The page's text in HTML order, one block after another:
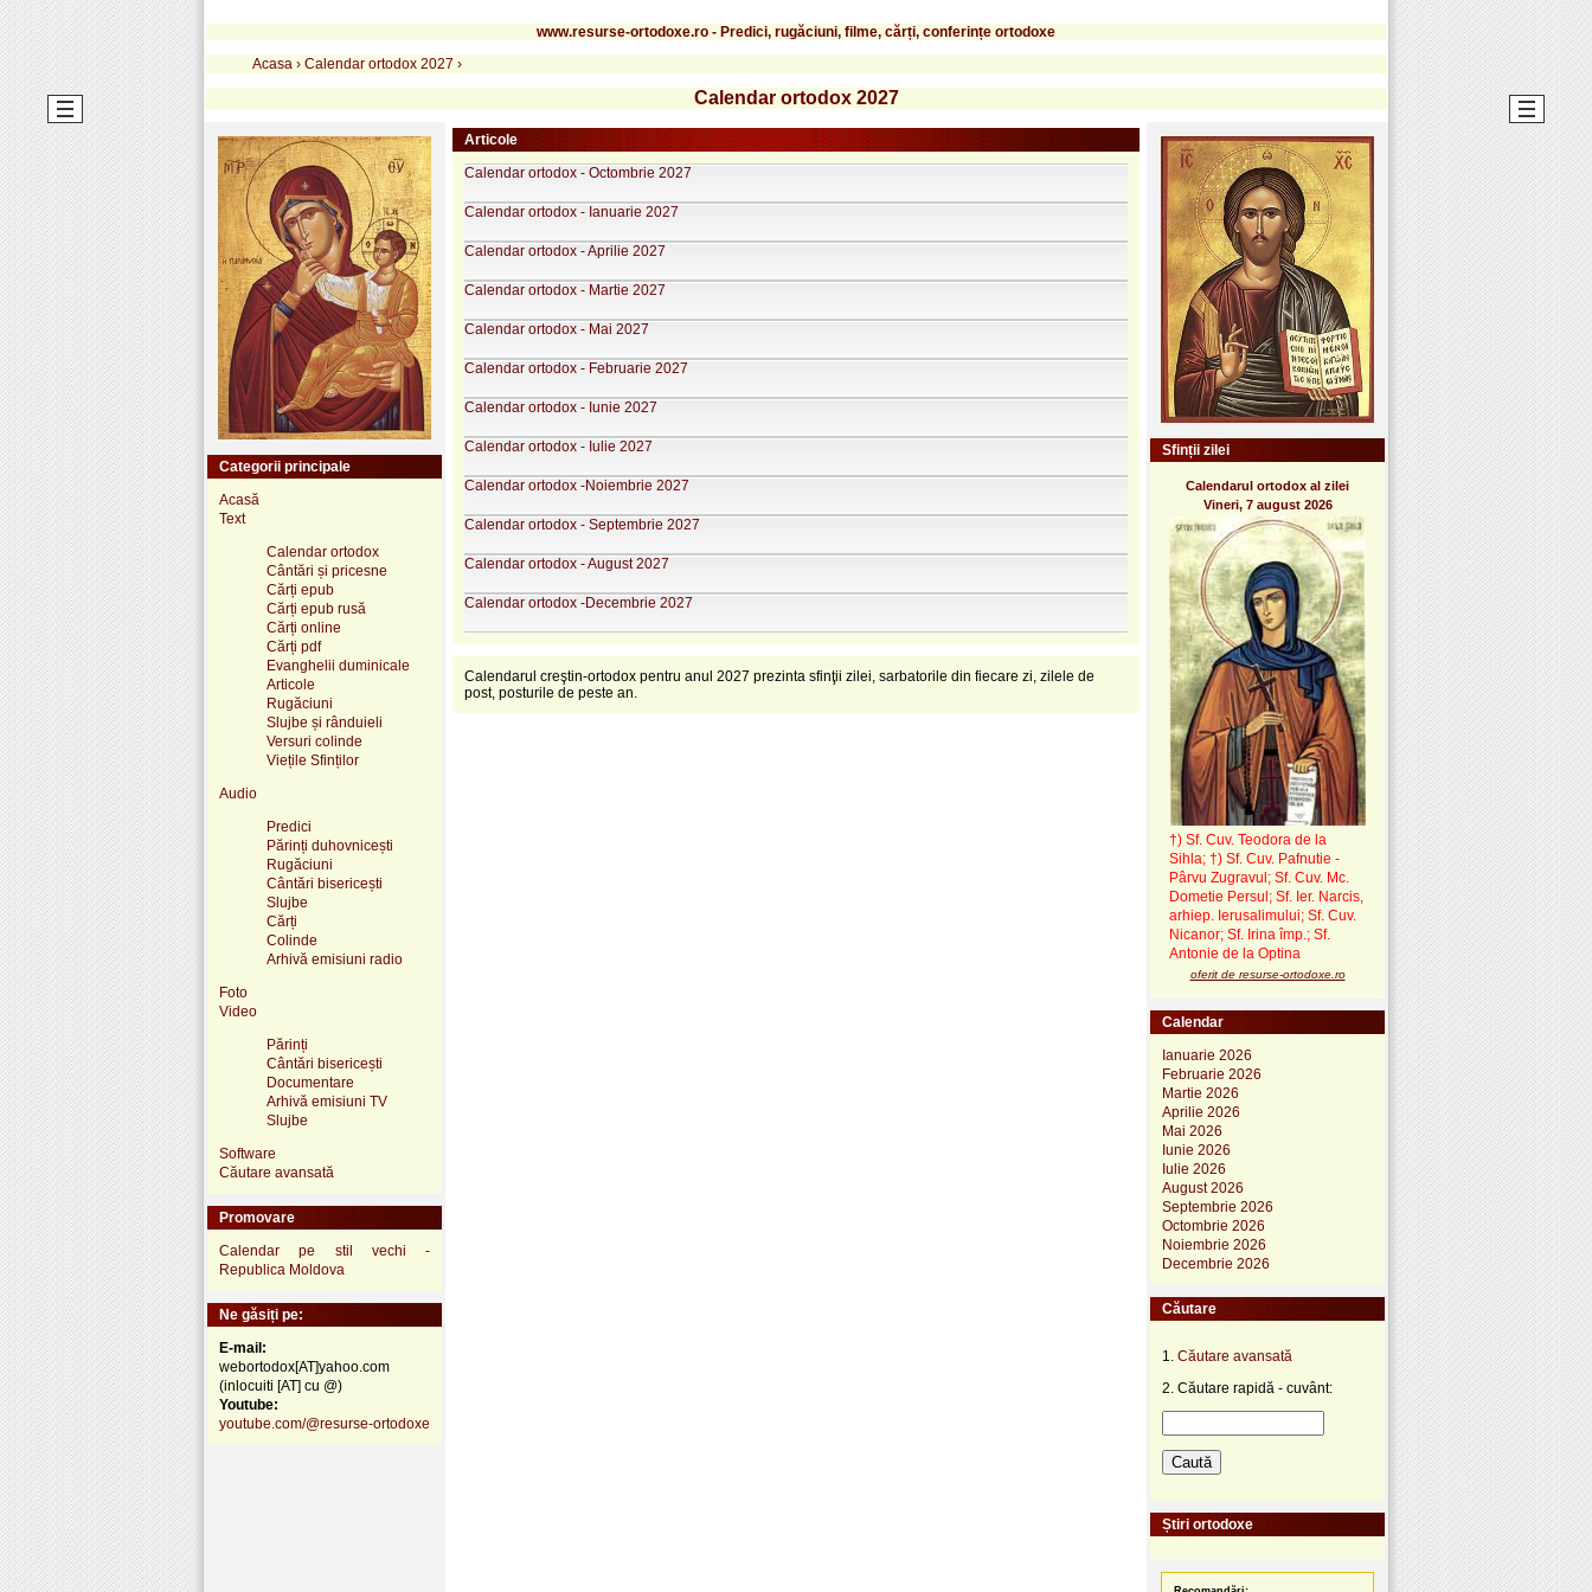
www.resurse-ortodoxe.ro - Predici, rugăciuni, filme, cărți, conferințe ortodoxe
Acasa › Calendar ortodox 2027 ›
Calendar ortodox 2027
Categorii principale
Acasă
Text
Calendar ortodox
Cântări și pricesne
Cărți epub
Cărți epub rusă
Cărți online
Cărți pdf
Evanghelii duminicale
Articole
Rugăciuni
Slujbe și rânduieli
Versuri colinde
Viețile Sfinților
Audio
Predici
Părinți duhovnicești
Rugăciuni
Cântări bisericești
Slujbe
Cărți
Colinde
Arhivă emisiuni radio
Foto
Video
Părinți
Cântări bisericești
Documentare
Arhivă emisiuni TV
Slujbe
Software
Căutare avansată
Promovare
Calendar pe stil vechi -
Republica Moldova
Ne găsiți pe:
E-mail:
webortodox[AT]yahoo.com
(inlocuiti [AT] cu @)
Youtube:
youtube.com/@resurse-ortodoxe
Articole
Calendar ortodox - Octombrie 2027
Calendar ortodox - Ianuarie 2027
Calendar ortodox - Aprilie 2027
Calendar ortodox - Martie 2027
Calendar ortodox - Mai 2027
Calendar ortodox - Februarie 2027
Calendar ortodox - Iunie 2027
Calendar ortodox - Iulie 2027
Calendar ortodox -Noiembrie 2027
Calendar ortodox - Septembrie 2027
Calendar ortodox - August 2027
Calendar ortodox -Decembrie 2027
Calendarul creştin-ortodox pentru anul 2027 prezinta sfinţii zilei, sarbatorile din fiecare zi, zilele de
post, posturile de peste an.
Sfinții zilei
Calendarul ortodox al zilei
Vineri, 7 august 2026
†) Sf. Cuv. Teodora de la
Sihla; †) Sf. Cuv. Pafnutie -
Pârvu Zugravul ; Sf. Cuv. Mc.
Dometie Persul; Sf. Ier. Narcis,
arhiep. Ierusalimului; Sf. Cuv.
Nicanor; Sf. Irina împ.; Sf.
Antonie de la Optina
oferit de resurse-ortodoxe.ro
Calendar
Ianuarie 2026
Februarie 2026
Martie 2026
Aprilie 2026
Mai 2026
Iunie 2026
Iulie 2026
August 2026
Septembrie 2026
Octombrie 2026
Noiembrie 2026
Decembrie 2026
Căutare
1. Căutare avansată
2. Căutare rapidă - cuvânt:
Știri ortodoxe